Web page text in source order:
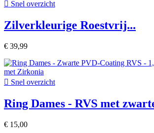
 Snel overzicht
Zilverkleurige Roestvrij...
€ 39,99
 Snel overzicht
Ring Dames - RVS met
€ 15,00